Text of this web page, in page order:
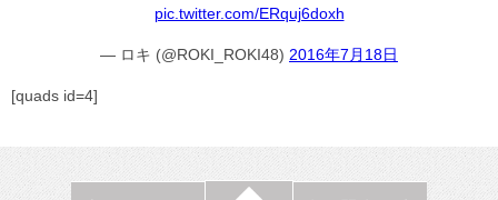
pic.twitter.com/ERquj6doxh
— ロキ (@ROKI_ROKI48) 2016年7月18日
[quads id=4]